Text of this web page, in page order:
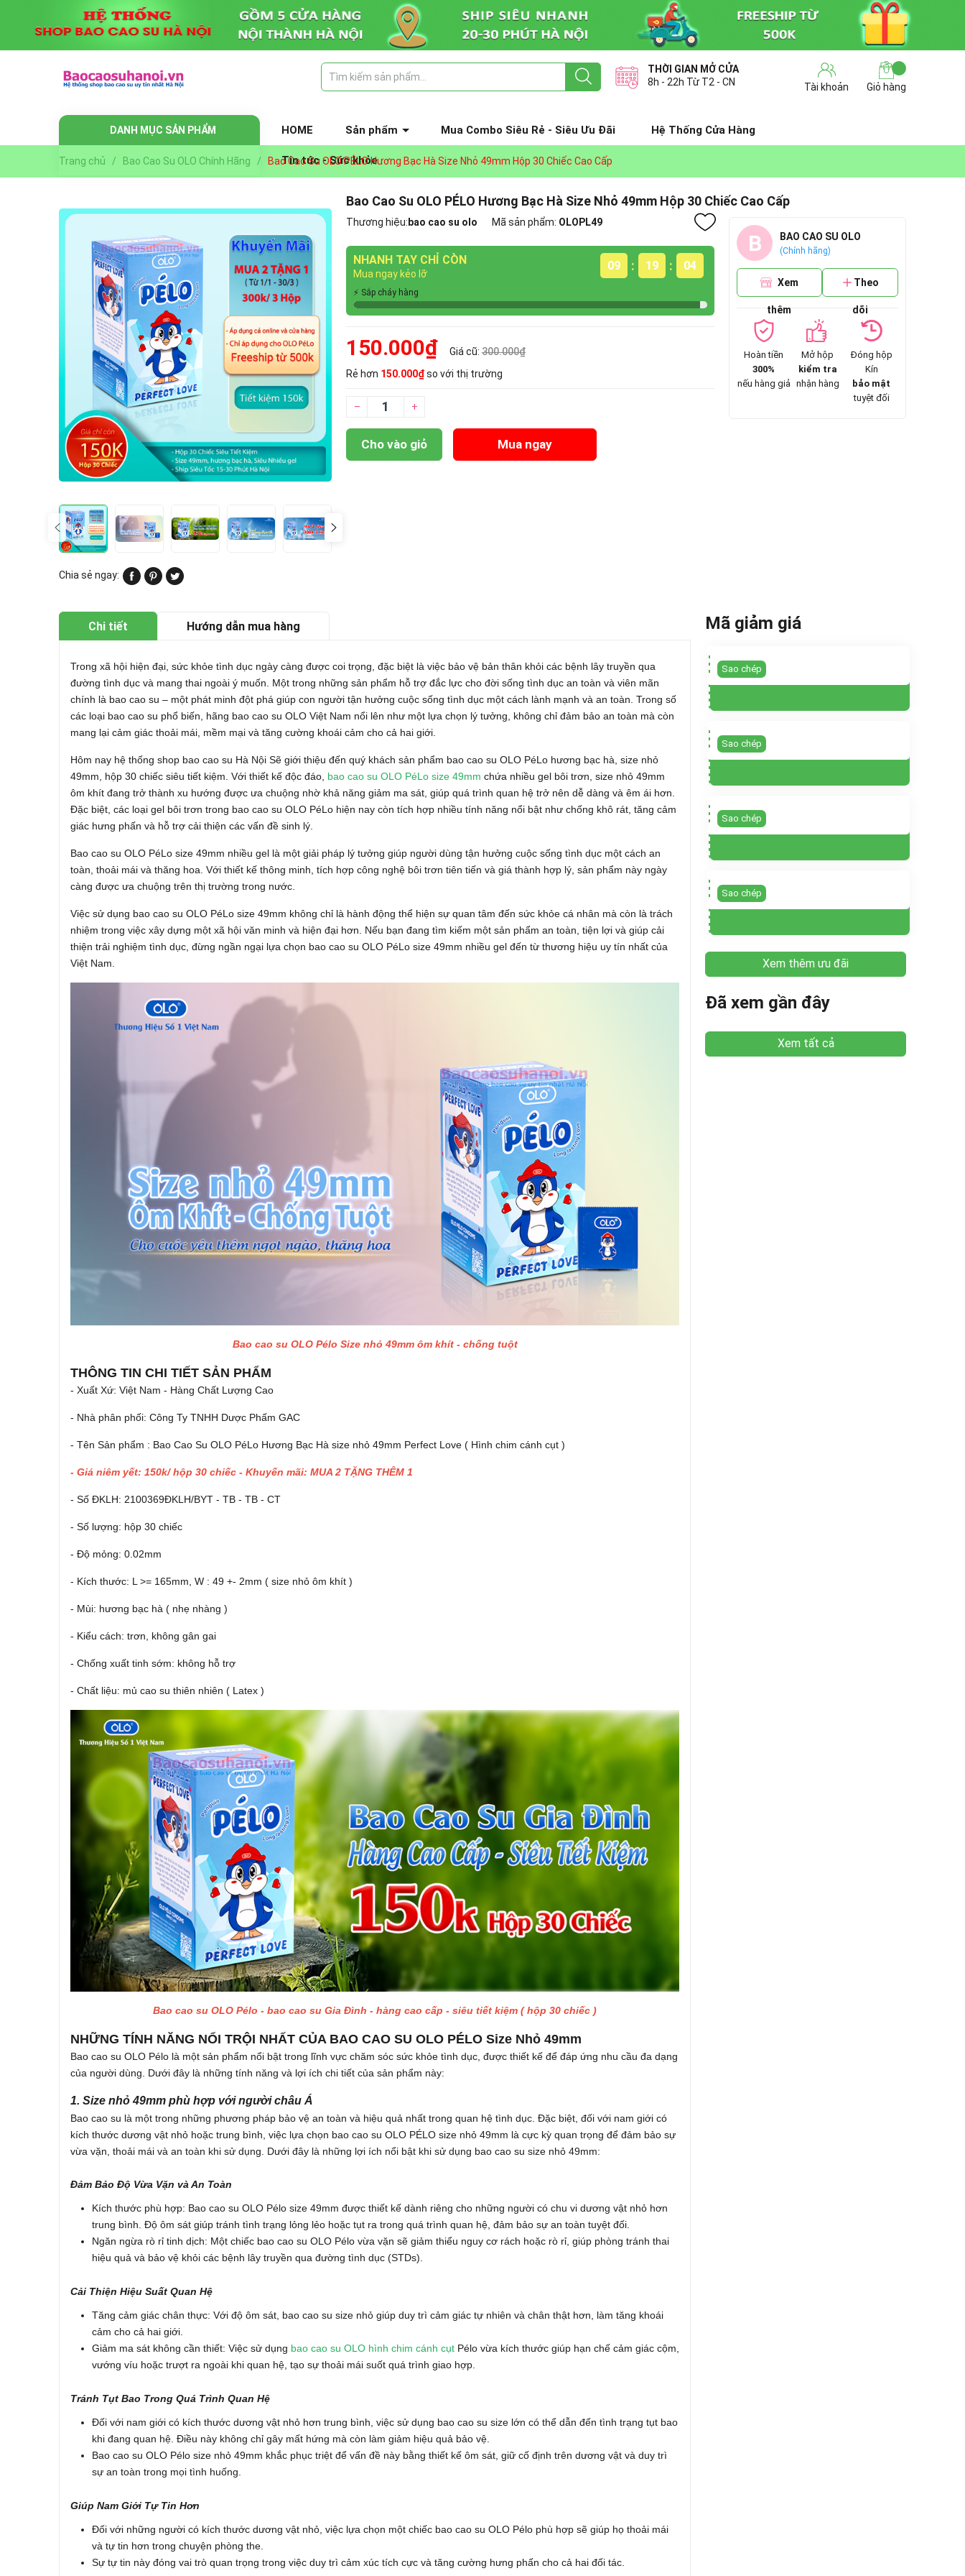
THỜI GIAN MỞ CỬA
8h - 22h Từ T2 - CN
Tài khoản Giỏ hàng
DANH MỤC SẢN PHẨM HOME Sản phẩm Mua Combo Siêu Rẻ - Siêu Ưu Đãi Hệ Thống Cửa Hàng
Tin tức - Sức khỏe
Trang chủ / Bao Cao Su OLO Chính Hãng / Bao Cao Su OLO PÉLO Hương Bạc Hà Size Nhỏ 49mm Hộp 30 Chiếc Cao Cấp
Chia sẻ ngay:
Bao Cao Su OLO PÉLO Hương Bạc Hà Size Nhỏ 49mm Hộp 30 Chiếc Cao Cấp
Thương hiệu: bao cao su olo Mã sản phẩm: OLOPL49
NHANH TAY CHỈ CÒN
Mua ngay kẻo lỡ
09 : 19 : 03
⚡ Sắp cháy hàng
150.000₫ Giá cũ: 300.000₫
Rẻ hơn 150.000₫so với thị trường
– +
Cho vào giỏ Mua ngay
B BAO CAO SU OLO
(Chính hãng)
Xem
thêm
Theo
dõi
Hoàn tiền
300%
nếu hàng giả
Mở hộp
kiểm tra
nhận hàng
Đóng hộp
Kín
bảo mật
tuyệt đối
Chi tiết Hướng dẫn mua hàng
Trong xã hội hiện đại, sức khỏe tình dục ngày càng được coi trọng, đặc biệt là việc bảo vệ bản thân khỏi các bệnh lây truyền qua
đường tình dục và mang thai ngoài ý muốn. Một trong những sản phẩm hỗ trợ đắc lực cho đời sống tình dục an toàn và viên mãn
chính là bao cao su – một phát minh đột phá giúp con người tận hưởng cuộc sống tình dục một cách lành mạnh và an toàn. Trong số
các loại bao cao su phổ biến, hãng bao cao su OLO Việt Nam nổi lên như một lựa chọn lý tưởng, không chỉ đảm bảo an toàn mà còn
mang lại cảm giác thoải mái, mềm mại và tăng cường khoái cảm cho cả hai giới.
Hôm nay hệ thống shop bao cao su Hà Nội Sẽ giới thiệu đến quý khách sản phẩm bao cao su OLO PéLo hương bạc hà, size nhỏ
49mm, hộp 30 chiếc siêu tiết kiệm. Với thiết kế độc đáo, bao cao su OLO PéLo size 49mm chứa nhiều gel bôi trơn, size nhỏ 49mm
ôm khít đang trở thành xu hướng được ưa chuộng nhờ khả năng giảm ma sát, giúp quá trình quan hệ trở nên dễ dàng và êm ái hơn.
Đặc biệt, các loại gel bôi trơn trong bao cao su OLO PéLo hiện nay còn tích hợp nhiều tính năng nổi bật như chống khô rát, tăng cảm
giác hưng phấn và hỗ trợ cải thiện các vấn đề sinh lý.
Bao cao su OLO PéLo size 49mm nhiều gel là một giải pháp lý tưởng giúp người dùng tận hưởng cuộc sống tình dục một cách an
toàn, thoải mái và thăng hoa. Với thiết kế thông minh, tích hợp công nghệ bôi trơn tiên tiến và giá thành hợp lý, sản phẩm này ngày
càng được ưa chuộng trên thị trường trong nước.
Việc sử dụng bao cao su OLO PéLo size 49mm không chỉ là hành động thể hiện sự quan tâm đến sức khỏe cá nhân mà còn là trách
nhiệm trong việc xây dựng một xã hội văn minh và hiện đại hơn. Nếu bạn đang tìm kiếm một sản phẩm an toàn, tiện lợi và giúp cải
thiện trải nghiệm tình dục, đừng ngần ngại lựa chọn bao cao su OLO PéLo size 49mm nhiều gel đến từ thương hiệu uy tín nhất của
Việt Nam.
Bao cao su OLO Pélo Size nhỏ 49mm ôm khít - chống tuột
THÔNG TIN CHI TIẾT SẢN PHẨM
- Xuất Xứ: Việt Nam - Hàng Chất Lượng Cao
- Nhà phân phối: Công Ty TNHH Dược Phấm GAC
- Tên Sản phẩm : Bao Cao Su OLO PéLo Hương Bạc Hà size nhỏ 49mm Perfect Love ( Hình chim cánh cụt )
- Giá niêm yết: 150k/ hộp 30 chiếc - Khuyến mãi: MUA 2 TẶNG THÊM 1
- Số ĐKLH: 2100369ĐKLH/BYT - TB - TB - CT
- Số lượng: hộp 30 chiếc
- Độ mỏng: 0.02mm
- Kích thước: L >= 165mm, W : 49 +- 2mm ( size nhỏ ôm khít )
- Mùi: hương bạc hà ( nhẹ nhàng )
- Kiểu cách: trơn, không gân gai
- Chống xuất tinh sớm: không hỗ trợ
- Chất liệu: mủ cao su thiên nhiên ( Latex )
Bao cao su OLO Pélo - bao cao su Gia Đình - hàng cao cấp - siêu tiết kiệm ( hộp 30 chiếc )
NHỮNG TÍNH NĂNG NỔI TRỘI NHẤT CỦA BAO CAO SU OLO PÉLO Size Nhỏ 49mm
Bao cao su OLO Pélo là một sản phẩm nổi bật trong lĩnh vực chăm sóc sức khỏe tình dục, được thiết kế để đáp ứng nhu cầu đa dạng
của người dùng. Dưới đây là những tính năng và lợi ích chi tiết của sản phẩm này:
1. Size nhỏ 49mm phù hợp với người châu Á
Bao cao su là một trong những phương pháp bảo vệ an toàn và hiệu quả nhất trong quan hệ tình dục. Đặc biệt, đối với nam giới có
kích thước dương vật nhỏ hoặc trung bình, việc lựa chọn bao cao su OLO PÉLO size nhỏ 49mm là cực kỳ quan trọng để đảm bảo sự
vừa vặn, thoải mái và an toàn khi sử dụng. Dưới đây là những lợi ích nổi bật khi sử dụng bao cao su size nhỏ 49mm:
Đảm Bảo Độ Vừa Vặn và An Toàn
Kích thước phù hợp: Bao cao su OLO Pélo size 49mm được thiết kế dành riêng cho những người có chu vi dương vật nhỏ hơn
trung bình. Độ ôm sát giúp tránh tình trạng lỏng lẻo hoặc tụt ra trong quá trình quan hệ, đảm bảo sự an toàn tuyệt đối.
Ngăn ngừa rò rỉ tinh dịch: Một chiếc bao cao su OLO Pélo vừa vặn sẽ giảm thiểu nguy cơ rách hoặc rò rỉ, giúp phòng tránh thai
hiệu quả và bảo vệ khỏi các bệnh lây truyền qua đường tình dục (STDs).
Cải Thiện Hiệu Suất Quan Hệ
Tăng cảm giác chân thực: Với độ ôm sát, bao cao su size nhỏ giúp duy trì cảm giác tự nhiên và chân thật hơn, làm tăng khoái
cảm cho cả hai giới.
Giảm ma sát không cần thiết: Việc sử dụng bao cao su OLO hình chim cánh cụt Pélo vừa kích thước giúp hạn chế cảm giác cộm,
vướng víu hoặc trượt ra ngoài khi quan hệ, tạo sự thoải mái suốt quá trình giao hợp.
Tránh Tụt Bao Trong Quá Trình Quan Hệ
Đối với nam giới có kích thước dương vật nhỏ hơn trung bình, việc sử dụng bao cao su size lớn có thể dẫn đến tình trạng tụt bao
khi đang quan hệ. Điều này không chỉ gây mất hứng mà còn làm giảm hiệu quả bảo vệ.
Bao cao su OLO Pélo size nhỏ 49mm khắc phục triệt để vấn đề này bằng thiết kế ôm sát, giữ cố định trên dương vật và duy trì
sự an toàn trong mọi tình huống.
Giúp Nam Giới Tự Tin Hơn
Đối với những người có kích thước dương vật nhỏ, việc lựa chọn một chiếc bao cao su OLO Pélo phù hợp sẽ giúp họ thoải mái
và tự tin hơn trong chuyện phòng the.
Sự tự tin này đóng vai trò quan trọng trong việc duy trì cảm xúc tích cực và tăng cường hưng phấn cho cả hai đối tác.
Mã giảm giá
Sao chép
Sao chép
Sao chép
Sao chép
Xem thêm ưu đãi
Đã xem gần đây
Xem tất cả